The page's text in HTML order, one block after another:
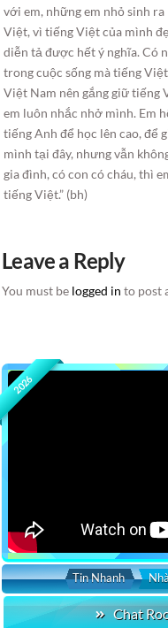
với em, những em nhỏ sinh
Việt, vì tiếng Việt của mình
diễn tả được hết ý nghĩa. Có
trong cuộc sống mà tiếng
Việt Nam nên gắng giữ tiếng
em luôn nhắc nhở mình. Em
tiếng Anh để học lên cao, để
mình tại đây, nhưng vẫn
gia đình, có con có cháu, thì
tiếng Việt.” (bh)
Leave a Reply
You must be logged in to post
2026
Tin Nhanh
Chat